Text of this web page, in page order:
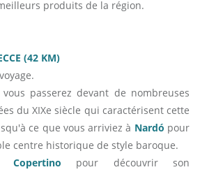
produits de la région.
(42 KM)
passerez devant de nombreuses
du XIXe siècle qui caractérisent cette
ce que vous arriviez à Nardó pour
centre historique de style baroque.
Copertino pour découvrir son